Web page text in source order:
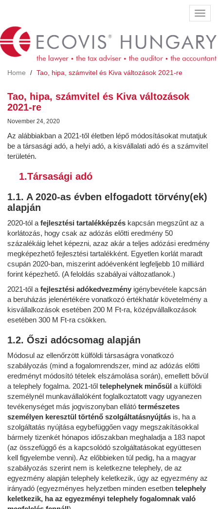
content
Home Tao, hipa, számvitel és Kiva változások 2021-re
Tao, hipa, számvitel és Kiva változások
2021-re
November 24, 2020
Az alábbiakban a 2021-től életben lépő módosításokat mutatjuk
be a társasági adó, a helyi adó, a kisvállalati adó és a számvitel
területén.
1.Társasági adó
1.1. A 2020-as évben elfogadott törvény(ek)
alapján
2020-tól a fejlesztési tartalékképzés kapcsán megszűnt az a
korlátozás, hogy csak az adózás előtti eredmény 50
százalékáig lehet képezni, azaz akár a teljes adózási eredmény
megképezhető fejlesztési tartalékként. Egyetlen korlát maradt
csupán 2020-ban, miszerint adóévenként legfeljebb 10 milliárd
forint képezhető. (A feloldás szabályai változatlanok.)
2021-től a fejlesztési adókedvezmény igénybevétele kapcsán
a beruházás jelenértékére vonatkozó értékhatár követelmény a
kisvállalkozások esetében 200 M Ft-ra, középvállalkozások
esetében 300 M Ft-ra csökken.
1.2. Őszi adócsomag alapján
Módosul az ellenőrzött külföldi társaságra vonatkozó
szabályozás (mind a fogalomrendszer, mind az adózás előtti
eredményt módosító tételek elszámolása során), emellett bővül
a telephely fogalma. 2021-től telephelynek minősül a külföldi
személynél munkavállalóként foglalkoztatott vagy ugyanezen
tevékenységet más jogviszonyban ellátó természetes
személyen keresztül történő szolgáltatásnyújtás is, ha a
szolgáltatás nyújtása egybefüggően vagy megszakításokkal
bármely tizenkét hónapos időszakban meghaladja a 183 napot
(az összefüggő és a kapcsolódó szolgáltatásokat együttesen
kell figyelembe venni). Az előbbieken túl pedig, ha a magyar
szabályozás szerint nem is keletkezne telephely, de az
egyezmény alapján telephely keletkezik, úgy az egyezmény az
irányadó (egyezményes helyzetben minden esetben telephely
keletkezik, ha az egyezményi telephely fogalomnak való